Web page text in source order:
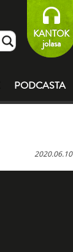
KANTOK
jolasa
PODCASTA
2020.06.10